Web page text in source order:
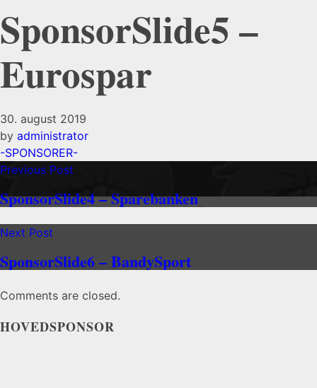
SponsorSlide5 –
Eurospar
30. august 2019
by administrator
-SPONSORER-
Previous Post
SponsorSlide4 – Sparebanken
Next Post
SponsorSlide6 – BandySport
Comments are closed.
HOVEDSPONSOR